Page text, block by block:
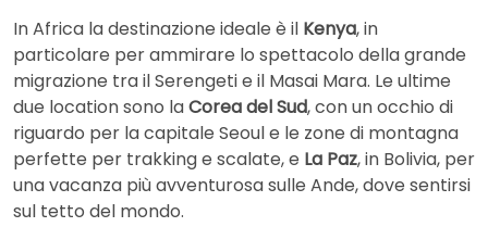
In Africa la destinazione ideale è il Kenya, in
particolare per ammirare lo spettacolo della grande
migrazione tra il Serengeti e il Masai Mara. Le ultime
due location sono laCorea del Sud, con un occhio di
riguardo per la capitale Seoul e le zone di montagna
perfette per trakking e scalate, e La Paz, in Bolivia, per
una vacanza più avventurosa sulle Ande, dove sentirsi
sul tetto del mondo.